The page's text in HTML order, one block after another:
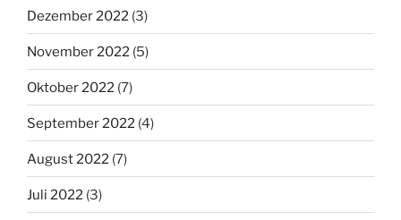
Dezember 2022 (3)
November 2022 (5)
Oktober 2022 (7)
September 2022 (4)
August 2022 (7)
Juli 2022 (3)